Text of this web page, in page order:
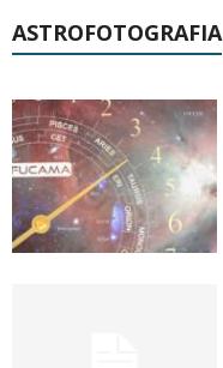
ASTROFOTOGRAFIA